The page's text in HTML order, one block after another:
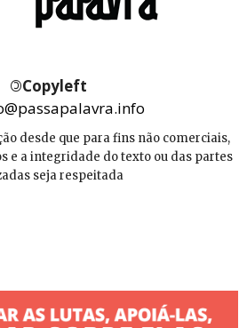
©Copyleft
desde que para fins não comerciais,
e a integridade do texto ou das partes
seja respeitada